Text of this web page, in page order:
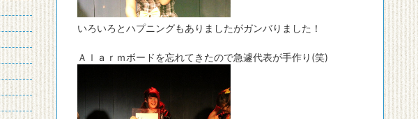
いろいろとハプニングもありましたがガンバりました！
Ａｌａｒｍボードを忘れてきたので急遽代表が手作り(笑)